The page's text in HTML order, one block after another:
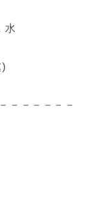
水
－－－－－－